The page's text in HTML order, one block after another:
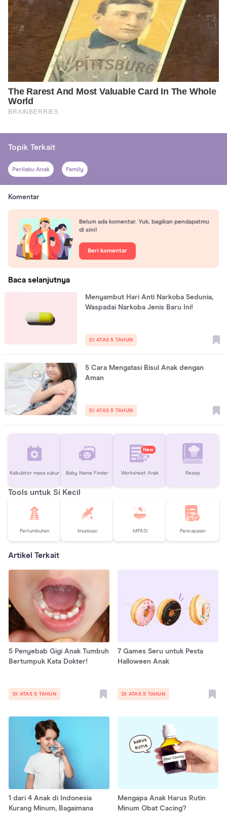
Topik Terkait
Perilaku Anak Family
Komentar
Belum ada komentar. Yuk, bagikan pendapatmu
di sini!
Beri komentar
Baca selanjutnya
Menyambut Hari Anti Narkoba Sedunia,
Waspadai Narkoba Jenis Baru Ini!
DI ATAS 5 TAHUN
5 Cara Mengatasi Bisul Anak dengan
Aman
DI ATAS 5 TAHUN
Kalkulator masa subur Baby Name Finder
New
Worksheet Anak Resep
Tools untuk Si Kecil
Pertumbuhan Imunisasi MPASI Pencapaian
Artikel Terkait
5 Penyebab Gigi Anak Tumbuh
Bertumpuk Kata Dokter!
DI ATAS 5 TAHUN
7 Games Seru untuk Pesta
Halloween Anak
DI ATAS 5 TAHUN
1 dari 4 Anak di Indonesia
Kurang Minum, Bagaimana
Mengapa Anak Harus Rutin
Minum Obat Cacing?